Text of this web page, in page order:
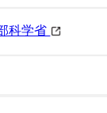
科学省